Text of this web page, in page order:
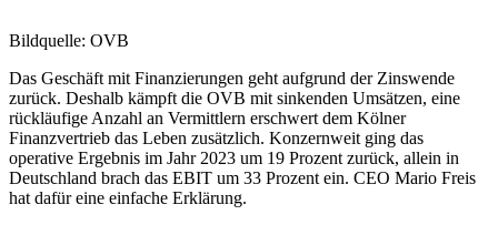
Bildquelle: OVB
Das Geschäft mit Finanzierungen geht aufgrund der Zinswende
zurück. Deshalb kämpft die OVB mit sinkenden Umsätzen, eine
rückläufige Anzahl an Vermittlern erschwert dem Kölner
Finanzvertrieb das Leben zusätzlich. Konzernweit ging das
operative Ergebnis im Jahr 2023 um 19 Prozent zurück, allein in
Deutschland brach das EBIT um 33 Prozent ein. CEO Mario Freis
hat dafür eine einfache Erklärung.